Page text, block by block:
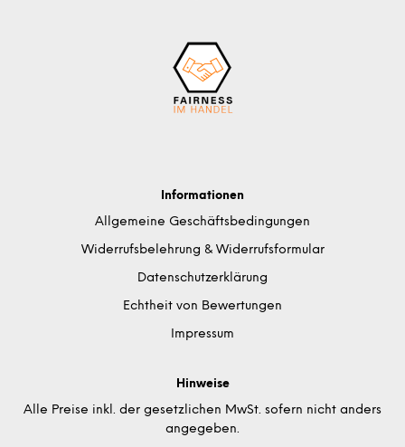
Informationen
Allgemeine Geschäftsbedingungen
Widerrufsbelehrung & Widerrufsformular
Datenschutzerklärung
Echtheit von Bewertungen
Impressum
Hinweise
Alle Preise inkl. der gesetzlichen MwSt. sofern nicht anders
angegeben.